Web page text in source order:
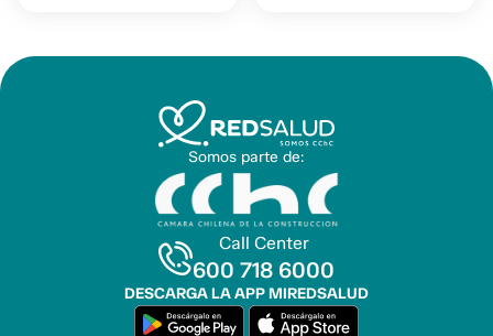
Somos parte de:
Call Center
600 718 6000
DESCARGA LA APP MIREDSALUD